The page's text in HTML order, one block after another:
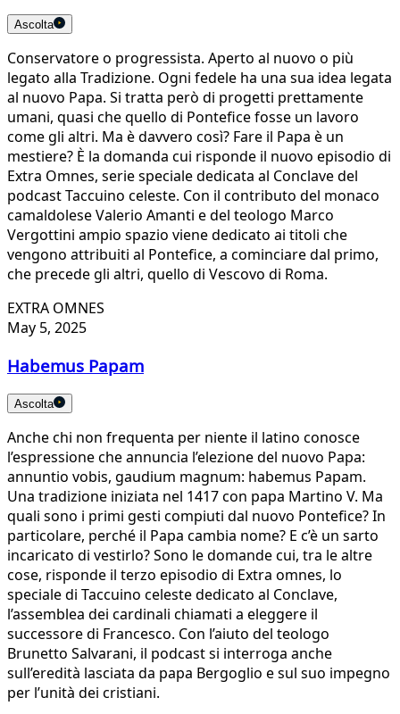
Ascolta
Conservatore o progressista. Aperto al nuovo o più
legato alla Tradizione. Ogni fedele ha una sua idea legata
al nuovo Papa. Si tratta però di progetti prettamente
umani, quasi che quello di Pontefice fosse un lavoro
come gli altri. Ma è davvero così? Fare il Papa è un
mestiere? È la domanda cui risponde il nuovo episodio di
Extra Omnes, serie speciale dedicata al Conclave del
podcast Taccuino celeste. Con il contributo del monaco
camaldolese Valerio Amanti e del teologo Marco
Vergottini ampio spazio viene dedicato ai titoli che
vengono attribuiti al Pontefice, a cominciare dal primo,
che precede gli altri, quello di Vescovo di Roma.
EXTRA OMNES
May 5, 2025
Habemus Papam
Ascolta
Anche chi non frequenta per niente il latino conosce
l’espressione che annuncia l’elezione del nuovo Papa:
annuntio vobis, gaudium magnum: habemus Papam.
Una tradizione iniziata nel 1417 con papa Martino V. Ma
quali sono i primi gesti compiuti dal nuovo Pontefice? In
particolare, perché il Papa cambia nome? E c’è un sarto
incaricato di vestirlo? Sono le domande cui, tra le altre
cose, risponde il terzo episodio di Extra omnes, lo
speciale di Taccuino celeste dedicato al Conclave,
l’assemblea dei cardinali chiamati a eleggere il
successore di Francesco. Con l’aiuto del teologo
Brunetto Salvarani, il podcast si interroga anche
sull’eredità lasciata da papa Bergoglio e sul suo impegno
per l’unità dei cristiani.